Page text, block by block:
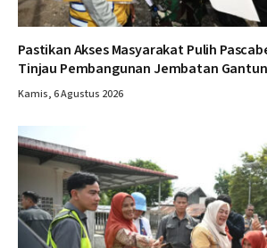
Pastikan Akses Masyarakat Pulih
Tinjau Pembangunan Jembatan
Kamis, 6 Agustus 2026